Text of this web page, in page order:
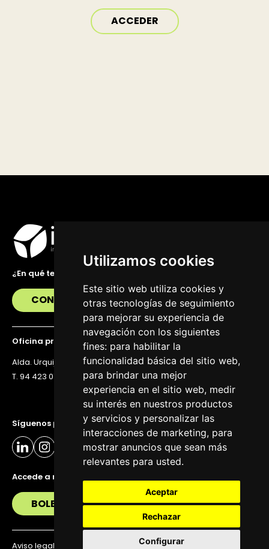
Utilizamos cookies
Este sitio web utiliza cookies y
otras tecnologías de seguimiento
para mejorar su experiencia de
navegación con los siguientes
fines: para habilitar la
funcionalidad básica del sitio web,
para brindar una mejor
experiencia en el sitio web, medir
su interés en nuestros productos
y servicios y personalizar las
interacciones de marketing, para
mostrar anuncios que sean más
relevantes para usted.
Aceptar
Rechazar
Configurar
ACCEDER
Síguenos para estar al día
Accede a nuestra newsletter
BOLETÍN
¿En qué te podemos ayudar?
CONTÁCTANOS
Oficina principal
Alda. Urquijo 36, 6ª planta, 48011 Bilbao
T. 94 423 07 43
Aviso legal Política de privacidad